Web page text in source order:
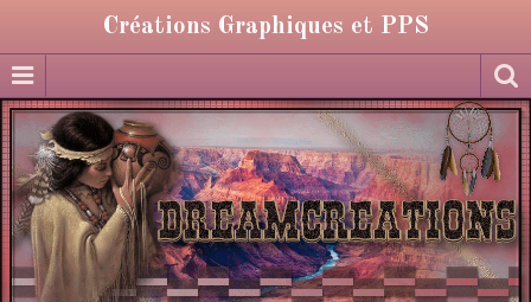
Créations Graphiques et PPS